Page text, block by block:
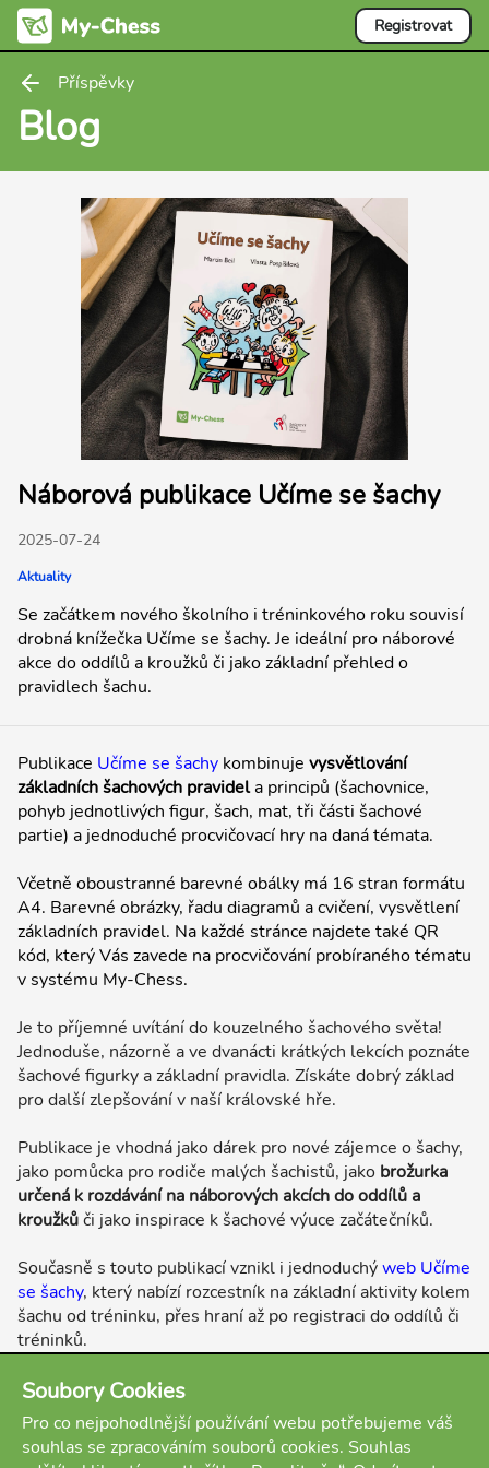
Registrovat
Příspěvky
Blog
Náborová publikace Učíme se šachy
2025-07-24
Aktuality
Se začátkem nového školního i tréninkového roku souvisí
drobná knížečka Učíme se šachy. Je ideální pro náborové
akce do oddílů a kroužků či jako základní přehled o
pravidlech šachu.
Publikace Učíme se šachy kombinuje vysvětlování
základních šachových pravidela principů (šachovnice,
pohyb jednotlivých figur, šach, mat, tři části šachové
partie) a jednoduché procvičovací hry na daná témata.
Včetně oboustranné barevné obálky má 16 stran formátu
A4. Barevné obrázky, řadu diagramů a cvičení, vysvětlení
základních pravidel. Na každé stránce najdete také QR
kód, který Vás zavede na procvičování probíraného tématu
v systému My-Chess.
Je to příjemné uvítání do kouzelného šachového světa!
Jednoduše, názorně a ve dvanácti krátkých lekcích poznáte
šachové figurky a základní pravidla. Získáte dobrý základ
pro další zlepšování v naší královské hře.
Publikace je vhodná jako dárek pro nové zájemce o šachy,
jako pomůcka pro rodiče malých šachistů, jako brožurka
určená k rozdávání na náborových akcích do oddílů a
kroužkůči jako inspirace k šachové výuce začátečníků.
Současně s touto publikací vznikl i jednoduchýweb Učíme
se šachy, který nabízí rozcestník na základní aktivity kolem
šachu od tréninku, přes hraní až po registraci do oddílů či
tréninků.
Publikaci můžete zakoupit v našem eshopu v sekci se
šachovými cvičebnicemi
Přejeme Vám šťastnou šachovou cestu započatou u této
Soubory Cookies
Pro co nejpohodlnější používání webu potřebujeme váš
souhlas se zpracováním souborů cookies. Souhlas